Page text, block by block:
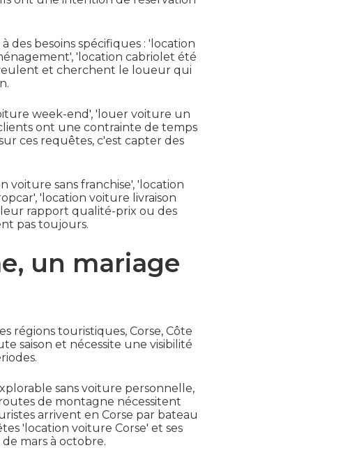
des besoins spécifiques : 'location
'location cabriolet été
et cherchent le loueur qui
week-end', 'louer voiture un
ont une contrainte de temps
ces requêtes, c'est capter des
voiture sans franchise', 'location
'location voiture livraison
rapport qualité-prix ou des
pas toujours.
un mariage
régions touristiques, Corse, Côte
saison et nécessite une visibilité
sans voiture personnelle,
de montagne nécessitent
arrivent en Corse par bateau
'location voiture Corse' et ses
mars à octobre.